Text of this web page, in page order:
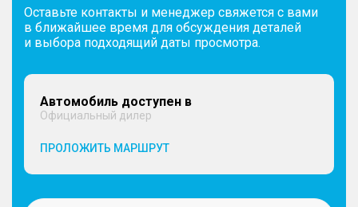
Оставьте контакты и менеджер свяжется с вами
в ближайшее время для обсуждения деталей
и выбора подходящий даты просмотра.
Автомобиль доступен в
Официальный дилер
ПРОЛОЖИТЬ МАРШРУТ